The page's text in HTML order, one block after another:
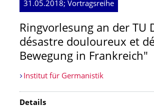
31.05.2018; Vortragsreihe
Ringvorlesung an der TU
désastre douloureux et
Bewegung in Frankreich"
Institut für Germanistik
Details